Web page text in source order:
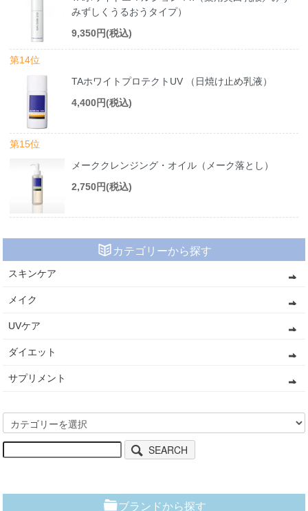
みずしくうるおうタイプ）
9,350円(税込)
第14位
TAホワイトプロテクトUV （日焼け止め乳液）
4,400円(税込)
第15位
メーククレンジング・オイル（メーク落とし）
2,750円(税込)
カテゴリーから探す
スキンケア
メイク
UVケア
ダイエット
サプリメント
SEARCH
ブランドから探す